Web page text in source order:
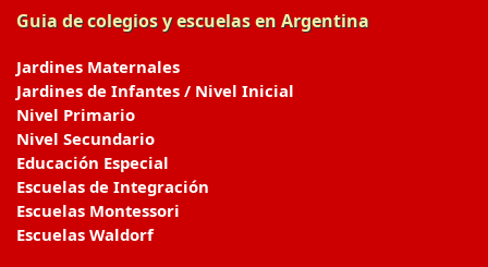
Guia de colegios y escuelas en Argentina
Jardines Maternales
Jardines de Infantes / Nivel Inicial
Nivel Primario
Nivel Secundario
Educación Especial
Escuelas de Integración
Escuelas Montessori
Escuelas Waldorf